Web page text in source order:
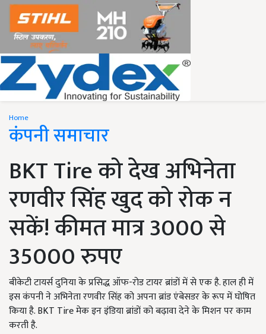
Home
कंपनी समाचार
BKT Tire को देख अभिनेता
रणवीर सिंह खुद को रोक न
सकें! कीमत मात्र 3000 से
35000 रुपए
बीकेटी टायर्स दुनिया के प्रसिद्ध ऑफ-रोड टायर ब्रांडों में से एक है. हाल ही में
इस कंपनी ने अभिनेता रणवीर सिंह को अपना ब्रांड एंबेसडर के रूप में घोषित
किया है. BKT Tire मेक इन इंडिया ब्रांडों को बढ़ावा देने के मिशन पर काम
करती है.